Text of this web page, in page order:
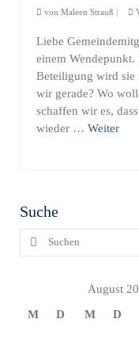
von Maleen Strauß |
Liebe
einem
Beteiligung wird sie
wir gerade? Wo
schaffen wir es,
wieder … Weiter
Suche
Suchen
nach:
August
M
D M D